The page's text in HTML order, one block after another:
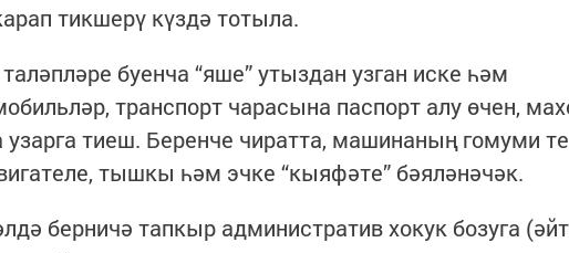
тикшерү күздә тотыла.
буенча “яше” утыздан узган иске һәм
транспорт чарасына паспорт алу өчен,
узарга тиеш. Беренче чиратта, машинаның гомуми
тышкы һәм эчке “кыяфәте” бәяләнәчәк.
берничә тапкыр административ хокук бозуга